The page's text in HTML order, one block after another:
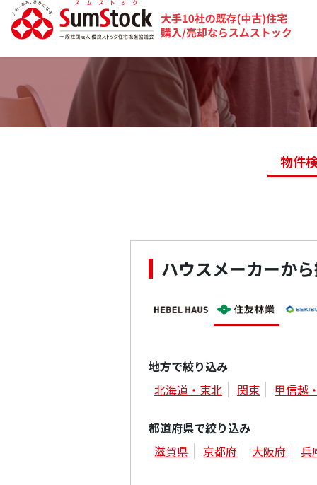
物件
ハウスメーカーか
地方で絞り込み
北海道・東北
関東 甲信越
都道府県で絞り込み
滋賀県
京都府 大阪府 兵